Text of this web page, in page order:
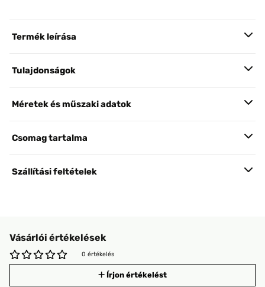
Termék leírása
Tulajdonságok
Méretek és műszaki adatok
Csomag tartalma
Szállítási feltételek
Vásárlói értékelések
0 értékelés
Írjon értékelést